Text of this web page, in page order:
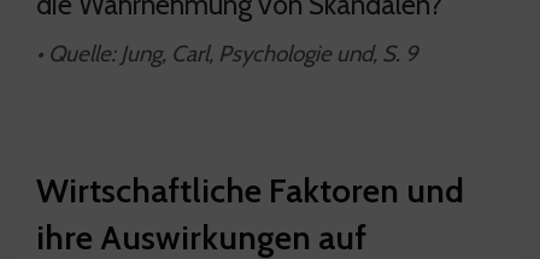
• Quelle: Jung, Carl, Psychologie und, S. 9
Wirtschaftliche Faktoren und
ihre Auswirkungen auf